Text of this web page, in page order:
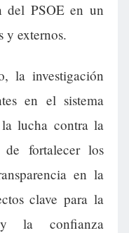
del PSOE en un
y externos.
la investigación
en el sistema
lucha contra la
fortalecer los
en la
clave para la
y la confianza